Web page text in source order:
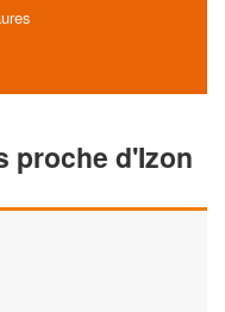
proche d'Izon